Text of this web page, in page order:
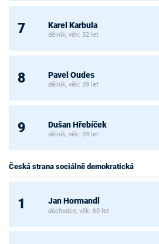
7 Karel Karbula
dělník, věk: 32 let
8 Pavel Oudes
dělník, věk: 39 let
9 Dušan Hřebíček
dělník, věk: 39 let
Česká strana sociálně demokratická
1 Jan Hormandl
důchodce, věk: 60 let